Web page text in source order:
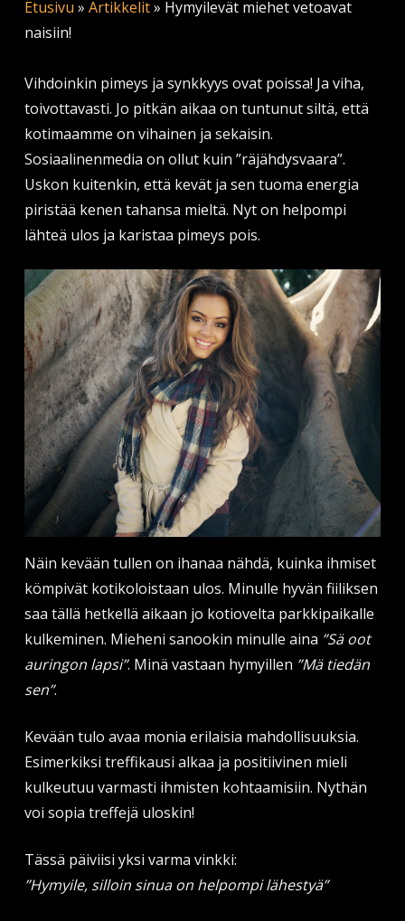
Etusivu » Artikkelit» Hymyilevät miehet vetoavat
naisiin!
Vihdoinkin pimeys ja synkkyys ovat poissa! Ja viha,
toivottavasti. Jo pitkän aikaa on tuntunut siltä, että
kotimaamme on vihainen ja sekaisin.
Sosiaalinenmedia on ollut kuin ”räjähdysvaara”.
Uskon kuitenkin, että kevät ja sen tuoma energia
piristää kenen tahansa mieltä. Nyt on helpompi
lähteä ulos ja karistaa pimeys pois.
Näin kevään tullen on ihanaa nähdä, kuinka ihmiset
kömpivät kotikoloistaan ulos. Minulle hyvän fiiliksen
saa tällä hetkellä aikaan jo kotiovelta parkkipaikalle
kulkeminen. Mieheni sanookin minulle aina ”Sä oot
auringon lapsi”. Minä vastaan hymyillen ”Mä tiedän
sen”.
Kevään tulo avaa monia erilaisia mahdollisuuksia.
Esimerkiksi treffikausi alkaa ja positiivinen mieli
kulkeutuu varmasti ihmisten kohtaamisiin. Nythän
voi sopia treffejä uloskin!
Tässä päiviisi yksi varma vinkki:
”Hymyile, silloin sinua on helpompi lähestyä”